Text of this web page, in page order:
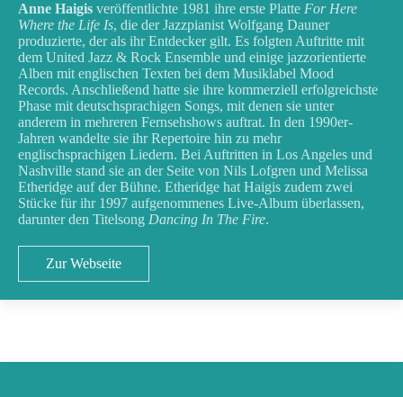
Anne Haigis veröffentlichte 1981 ihre erste Platte For Here
Where the Life Is, die der Jazzpianist Wolfgang Dauner
produzierte, der als ihr Entdecker gilt. Es folgten Auftritte mit
dem United Jazz & Rock Ensemble und einige jazzorientierte
Alben mit englischen Texten bei dem Musiklabel Mood
Records. Anschließend hatte sie ihre kommerziell erfolgreichste
Phase mit deutschsprachigen Songs, mit denen sie unter
anderem in mehreren Fernsehshows auftrat. In den 1990er-
Jahren wandelte sie ihr Repertoire hin zu mehr
englischsprachigen Liedern. Bei Auftritten in Los Angeles und
Nashville stand sie an der Seite von Nils Lofgren und Melissa
Etheridge auf der Bühne. Etheridge hat Haigis zudem zwei
Stücke für ihr 1997 aufgenommenes Live-Album überlassen,
darunter den Titelsong Dancing In The Fire.
Zur Webseite